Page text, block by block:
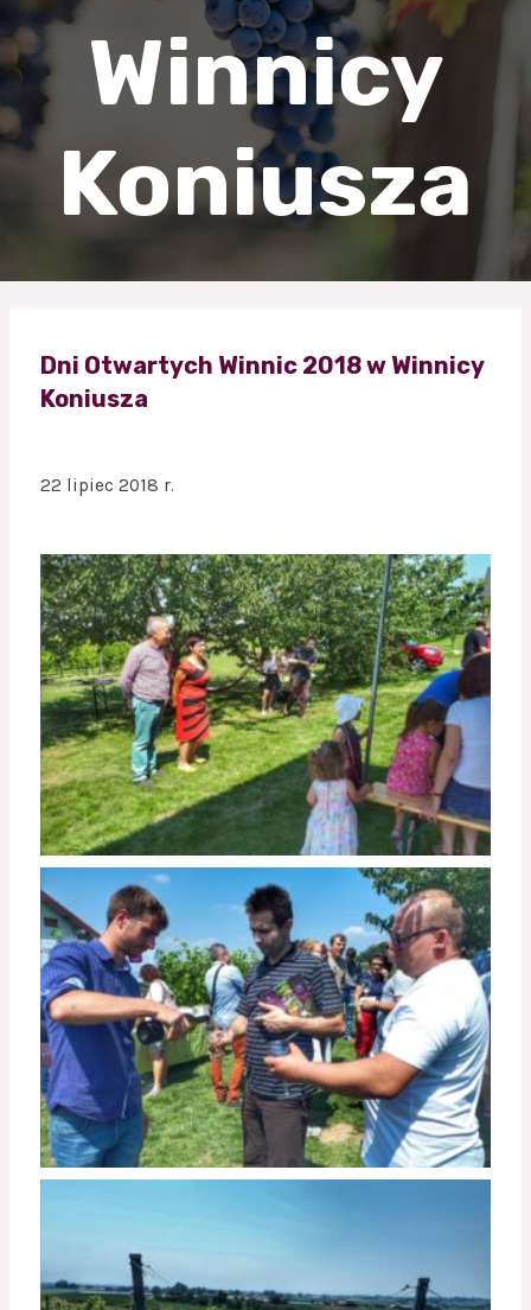
Winnicy
Koniusza
Dni Otwartych Winnic 2018 w Winnicy
Koniusza
22 lipiec 2018 r.